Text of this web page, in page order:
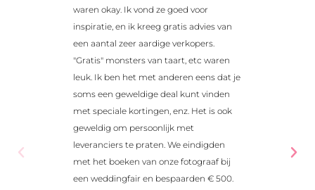
waren okay. Ik vond ze goed voor
inspiratie, en ik kreeg gratis advies van
een aantal zeer aardige verkopers.
"Gratis" monsters van taart, etc waren
leuk. Ik ben het met anderen eens dat je
soms een geweldige deal kunt vinden
met speciale kortingen, enz. Het is ook
geweldig om persoonlijk met
leveranciers te praten. We eindigden
met het boeken van onze fotograaf bij
een weddingfair en bespaarden € 500.